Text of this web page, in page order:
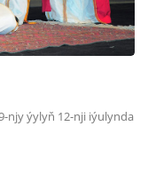
njy ýylyň 12-nji iýulynda